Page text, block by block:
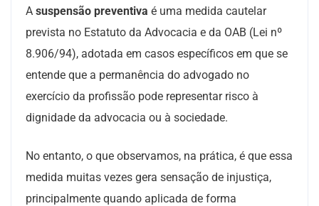
A suspensão preventiva é uma medida cautelar
prevista no Estatuto da Advocacia e da OAB (Lei nº
8.906/94), adotada em casos específicos em que se
entende que a permanência do advogado no
exercício da profissão pode representar risco à
dignidade da advocacia ou à sociedade.
No entanto, o que observamos, na prática, é que essa
medida muitas vezes gera sensação de injustiça,
principalmente quando aplicada de forma